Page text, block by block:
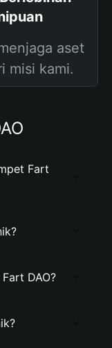
aset
misi kami.
Fart
DAO?